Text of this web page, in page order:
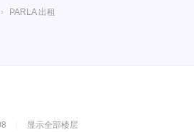
› PARLA 出租
显示全部楼层